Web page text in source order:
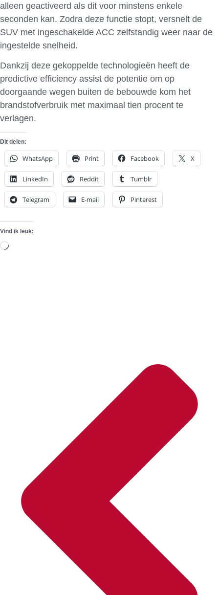
alleen geactiveerd als dit voor minstens enkele
seconden kan. Zodra deze functie stopt, versnelt de
SUV met ingeschakelde ACC zelfstandig weer naar de
ingestelde snelheid.
Dankzij deze gekoppelde technologieën heeft de
predictive efficiency assist de potentie om op
doorgaande wegen buiten de bebouwde kom het
brandstofverbruik met maximaal tien procent te
verlagen.
Dit delen:
WhatsApp Print Facebook X
LinkedIn Reddit Tumblr
Telegram E-mail Pinterest
Vind ik leuk:
Aan